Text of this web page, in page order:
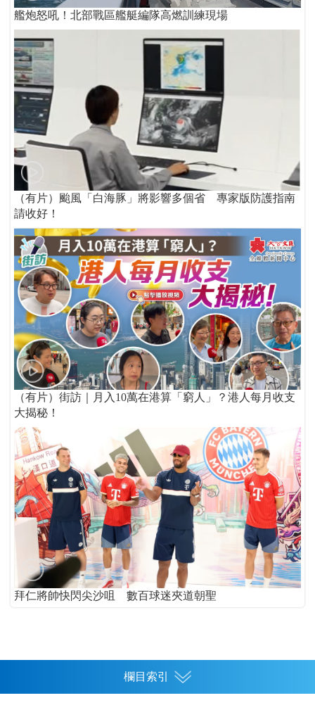
艦炮怒吼！北部戰區艦艇編隊高燃訓練現場
（有片）颱風「白海豚」將影響多個省 專家版防護指南
請收好！
（有片）街訪｜月入10萬在港算「窮人」？港人每月收支
大揭秘！
拜仁將帥快閃尖沙咀 數百球迷夾道朝聖
欄目索引